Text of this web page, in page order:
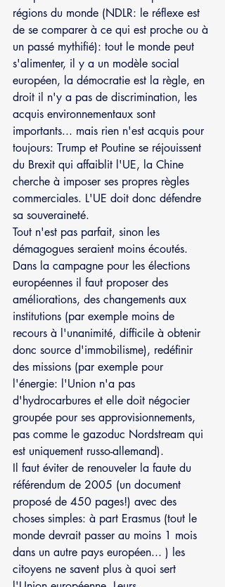
régions du monde (NDLR: le réflexe est
de se comparer à ce qui est proche ou à
un passé mythifié): tout le monde peut
s'alimenter, il y a un modèle social
européen, la démocratie est la règle, en
droit il n'y a pas de discrimination, les
acquis environnementaux sont
importants... mais rien n'est acquis pour
toujours: Trump et Poutine se réjouissent
du Brexit qui affaiblit l'UE, la Chine
cherche à imposer ses propres règles
commerciales. L'UE doit donc défendre
sa souveraineté.
Tout n'est pas parfait, sinon les
démagogues seraient moins écoutés.
Dans la campagne pour les élections
européennes il faut proposer des
améliorations, des changements aux
institutions (par exemple moins de
recours à l'unanimité, difficile à obtenir
donc source d'immobilisme), redéfinir
des missions (par exemple pour
l'énergie: l'Union n'a pas
d'hydrocarbures et elle doit négocier
groupée pour ses approvisionnements,
pas comme le gazoduc Nordstream qui
est uniquement russo-allemand).
Il faut éviter de renouveler la faute du
référendum de 2005 (un document
proposé de 450 pages!) avec des
choses simples: à part Erasmus (tout le
monde devrait passer au moins 1 mois
dans un autre pays européen... ) les
citoyens ne savent plus à quoi sert